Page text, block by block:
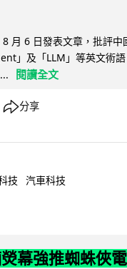
月 6 日發表文章，批評中
」及「LLM」等英文術
閱讀全文
分享
技 汽車科技
幕強推蜘蛛俠